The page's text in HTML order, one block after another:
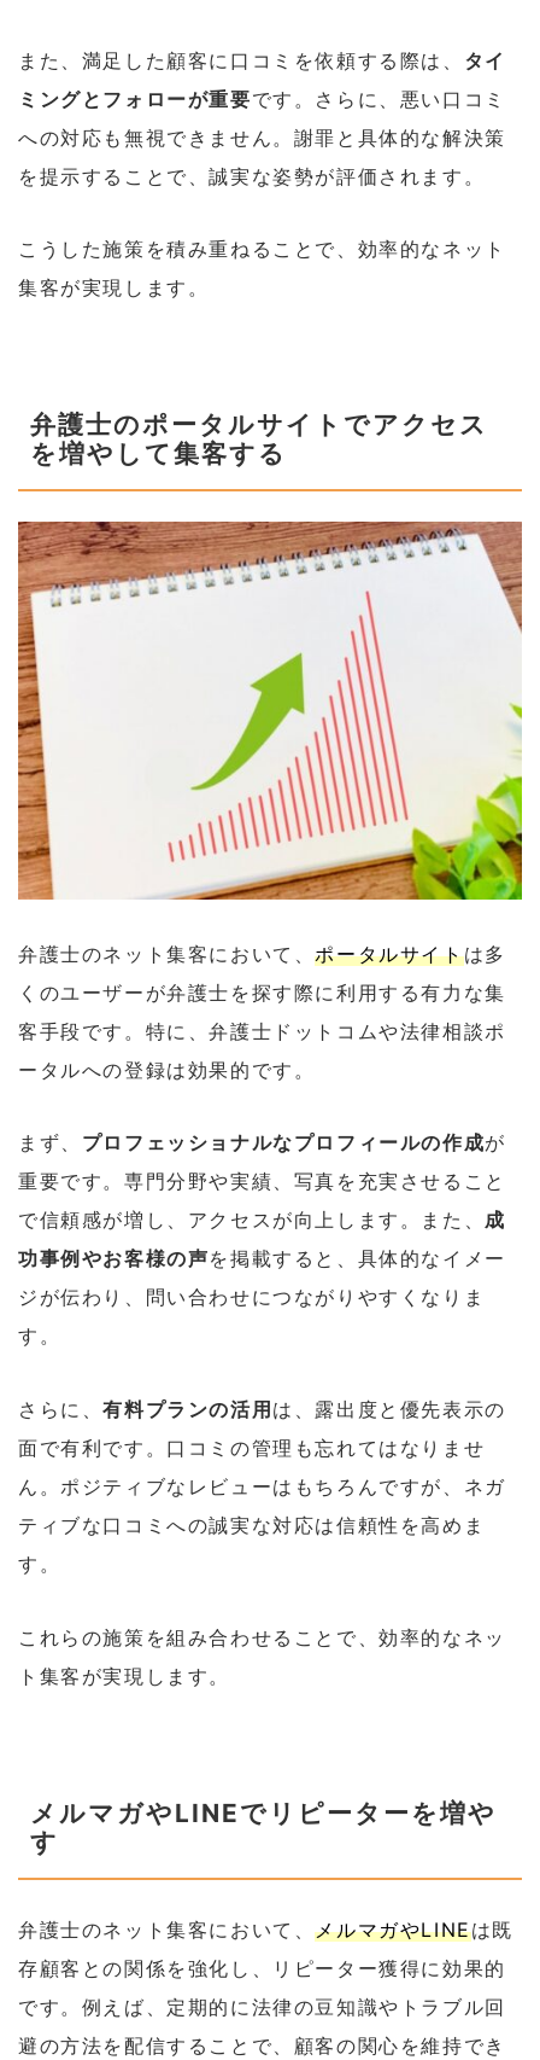
また、満足した顧客に口コミを依頼する際は、 タイ
ミングとフォローが重要です。さらに、悪い口コミ
への対応も無視できません。謝罪と具体的な解決策
を提示することで、誠実な姿勢が評価されます。
こうした施策を積み重ねることで、効率的なネット
集客が実現します。
弁護士のポータルサイトでアクセス
を増やして集客する
弁護士のネット集客において、ポータルサイトは多
くのユーザーが弁護士を探す際に利用する有力な集
客手段です。特に、弁護士ドットコムや法律相談ポ
ータルへの登録は効果的です。
まず、 プロフェッショナルなプロフィールの作成が
重要です。専門分野や実績、写真を充実させること
で信頼感が増し、アクセスが向上します。また、 成
功事例やお客様の声を掲載すると、具体的なイメー
ジが伝わり、問い合わせにつながりやすくなりま
す。
さらに、有料プランの活用 は、露出度と優先表示の
面で有利です。口コミの管理も忘れてはなりませ
ん。ポジティブなレビューはもちろんですが、ネガ
ティブな口コミへの誠実な対応は信頼性を高めま
す。
これらの施策を組み合わせることで、効率的なネッ
ト集客が実現します。
メルマガやLINEでリピーターを増や
す
弁護士のネット集客において、メルマガやLINEは既
存顧客との関係を強化し、リピーター獲得に効果的
です。例えば、定期的に法律の豆知識やトラブル回
避の方法を配信することで、顧客の関心を維持でき